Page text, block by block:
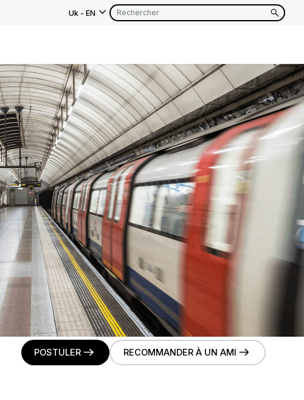
Uk- EN
Americas EN FR
UK EN
France FR
Global EN FR
POSTULER RECOMMANDER À UN AMI